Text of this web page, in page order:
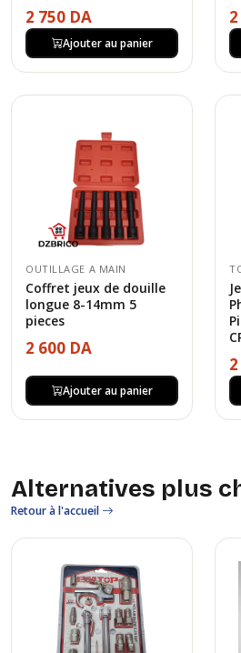
2 750 DA
Ajouter au panier
OUTILLAGE A MAIN
Coffret jeux de douille
longue 8-14mm 5
pieces
2 600 DA
Ajouter au panier
Alternatives plus
Retour à l'accueil